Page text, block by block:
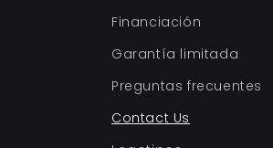
Financiación
Garantía limitada
Preguntas frecuentes
Contact Us